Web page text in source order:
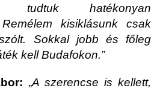
tudtuk hatékonyan
kisiklásunk csak
Sokkal jobb és főleg
kell Budafokon.”
„A szerencse is kellett,